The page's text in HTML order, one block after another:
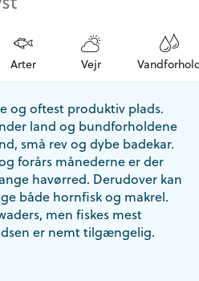
Arter Vejr
og oftest produktiv plads.
land og bundforholdene
små rev og dybe badekar.
forårs månederne er der
havørred. Derudover kan
både hornfisk og makrel.
men fiskes mest
er nemt tilgængelig.